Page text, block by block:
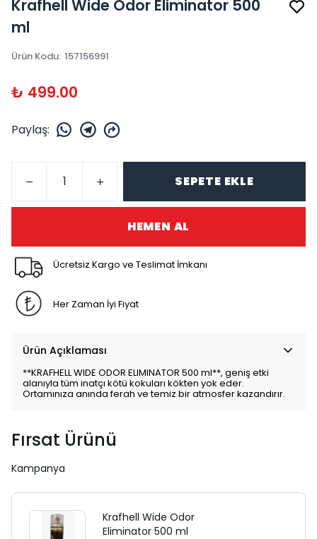
Krafhell Wide Odor Eliminator 500
ml
Ürün Kodu: 157156991
₺ 499.00
Paylaş:
SEPETE EKLE
HEMEN AL
Ücretsiz Kargo ve Teslimat İmkanı
Her Zaman İyi Fiyat
Ürün Açıklaması
**KRAFHELL WIDE ODOR ELIMINATOR 500 ml**, geniş etki
alanıyla tüm inatçı kötü kokuları kökten yok eder.
Ortamınıza anında ferah ve temiz bir atmosfer kazandırır.
Fırsat Ürünü
Kampanya
Krafhell Wide Odor
Eliminator 500 ml